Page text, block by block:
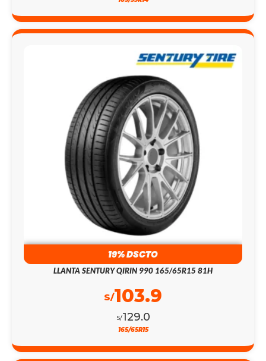
19% DSCTO
LLANTA SENTURY QIRIN 990 165/65R15 81H
S/129.0
S/103.9
165/65R15